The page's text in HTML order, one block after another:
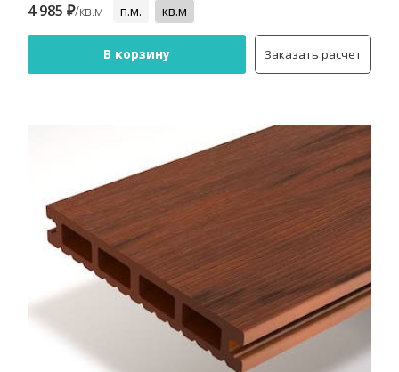
4 985 ₽/кв.м п.м. кв.м
В корзину Заказать расчет